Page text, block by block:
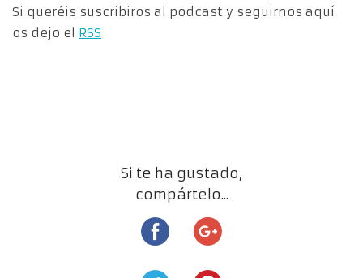
Si queréis suscribiros al podcast y seguirnos aquí
os dejo el RSS
Si te ha gustado,
compártelo...